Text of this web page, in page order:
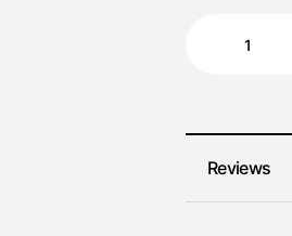
Reviews